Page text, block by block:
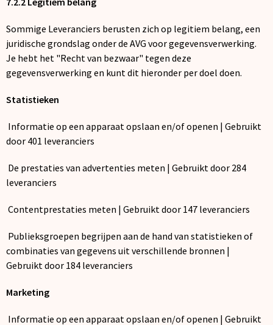
Sommige Leveranciers berusten zich op legitiem belang, een
juridische grondslag onder de AVG voor gegevensverwerking.
Je hebt het "Recht van bezwaar" tegen deze
gegevensverwerking en kunt dit hieronder per doel doen.
Statistieken
Informatie op een apparaat opslaan en/of openen | Gebruikt
door 401 leveranciers
De prestaties van advertenties meten | Gebruikt door 284
leveranciers
Contentprestaties meten | Gebruikt door 147 leveranciers
Publieksgroepen begrijpen aan de hand van statistieken of
combinaties van gegevens uit verschillende bronnen |
Gebruikt door 184 leveranciers
Marketing
Informatie op een apparaat opslaan en/of openen | Gebruikt